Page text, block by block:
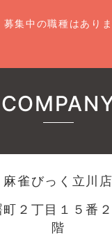
募集中の職種はありま
麻雀びっく立川店
２丁目１５番
階